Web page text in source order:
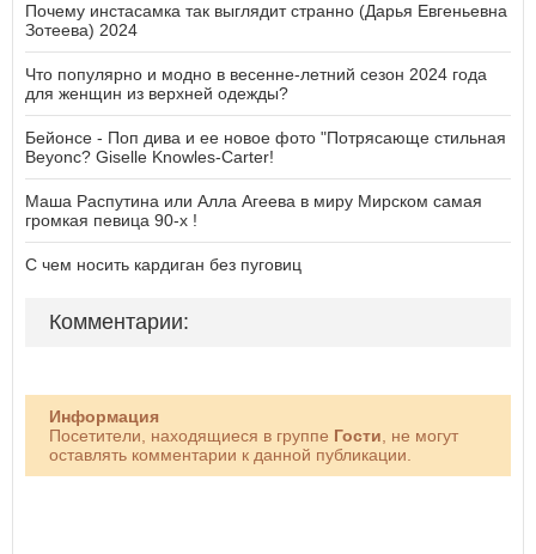
Почему инстасамка так выглядит странно (Дарья Евгеньевна
Зотеева) 2024
Что популярно и модно в весенне-летний сезон 2024 года
для женщин из верхней одежды?
Бейонсе - Поп дива и ее новое фото "Потрясающе стильная
Beyonc? Giselle Knowles-Carter!
Маша Распутина или Алла Агеева в миру Мирском самая
громкая певица 90-х !
С чем носить кардиган без пуговиц
Комментарии:
Информация
Посетители, находящиеся в группе Гости , не могут
оставлять комментарии к данной публикации.